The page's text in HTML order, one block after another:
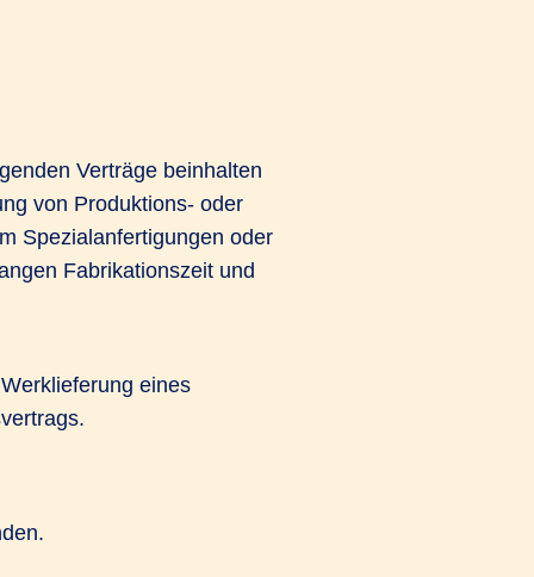
Verträge beinhalten
von Produktions- oder
Spezialanfertigungen oder
Fabrikationszeit und
eines